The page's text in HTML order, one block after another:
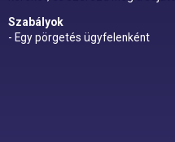
semmilyen negatívum
Tibor
ismételten a
Szabályok
- Egy pörgetés ügyfelenként